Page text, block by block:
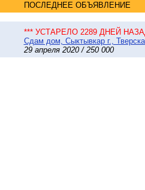
ПОСЛЕДНЕЕ ОБЪЯВЛЕНИЕ
*** УСТАРЕЛО 2289 ДНЕЙ
Сдам дом, Сыктывкар г.,
29 апреля 2020 / 250 000